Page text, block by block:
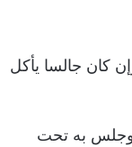
كان جالسا يأكل
وجلس به تحت